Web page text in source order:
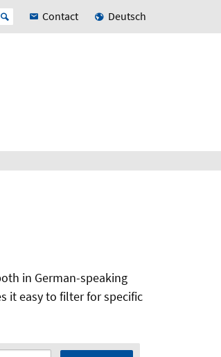
Contact Deutsch
in German-speaking
it easy to filter for specific